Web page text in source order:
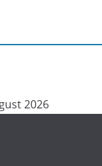
2026